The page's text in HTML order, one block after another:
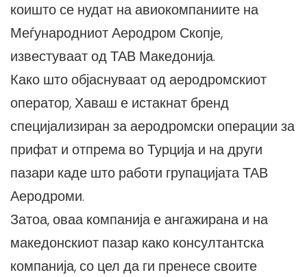
коишто се нудат на авиокомпаниите на
Меѓународниот Аеродром Скопје,
известуваат од ТАВ Македонија.
Како што објаснуваат од аеродромскиот
оператор, Хаваш е истакнат бренд
специјализиран за аеродромски операции за
прифат и отпрема во Турција и на други
пазари каде што работи групацијата ТАВ
Аеродроми.
Затоа, оваа компанија е ангажирана и на
македонскиот пазар како консултантска
компанија, со цел да ги пренесе своите